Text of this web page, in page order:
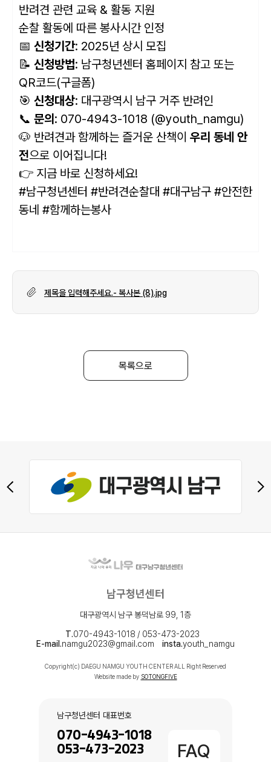
반려견 관련 교육 & 활동 지원
순찰 활동에 따른 봉사시간 인정
📅 신청기간: 2025년 상시 모집
📝 신청방법: 남구청년센터 홈페이지 참고 또는
QR코드(구글폼)
🎯 신청대상: 대구광역시 남구 거주 반려인
📞 문의 : 070-4943-1018 (@youth_namgu)
🐶 반려견과 함께하는 즐거운 산책이 우리 동네 안
전으로 이어집니다!
👉 지금 바로 신청하세요!
#남구청년센터 #반려견순찰대 #대구남구 #안전한
동네 #함께하는봉사
제목을 입력해주세요.- 복사본 (8).jpg
목록으로
남구청년센터
대구광역시 남구 봉덕남로 99, 1층
T.070-4943-1018 / 053-473-2023
E-mail.namgu2023@gmail.com insta.youth_namgu
Copyright(c) DAEGU NAMGU YOUTH CENTER ALL Right Reserved
Website made by SOTONGFIVE
남구청년센터 대표번호
070-4943-1018
053-473-2023
FAQ